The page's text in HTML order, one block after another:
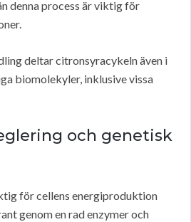
denna process är viktig för
deltar citronsyracykeln även i
biomolekyler, inklusive vissa
och genetisk
för cellens energiproduktion
genom en rad enzymer och